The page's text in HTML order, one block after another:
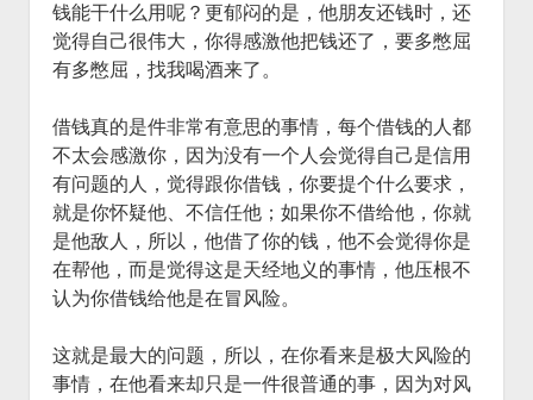
钱能干什么用呢？更郁闷的是，他朋友还钱时，还
觉得自己很伟大，你得感激他把钱还了，要多憋屈
有多憋屈，找我喝酒来了。
借钱真的是件非常有意思的事情，每个借钱的人都
不太会感激你，因为没有一个人会觉得自己是信用
有问题的人，觉得跟你借钱，你要提个什么要求，
就是你怀疑他、不信任他；如果你不借给他，你就
是他敌人，所以，他借了你的钱，他不会觉得你是
在帮他，而是觉得这是天经地义的事情，他压根不
认为你借钱给他是在冒风险。
这就是最大的问题，所以，在你看来是极大风险的
事情，在他看来却只是一件很普通的事，因为对风